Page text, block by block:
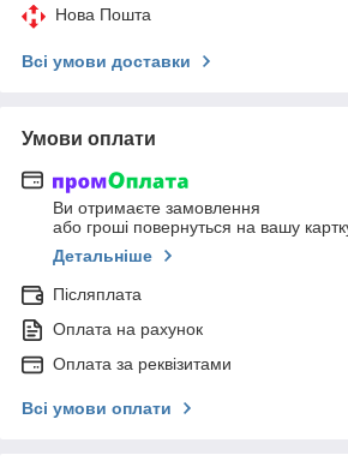
Нова Пошта
Всі умови доставки
Умови оплати
Ви отримаєте замовлення
або гроші повернуться на вашу
Детальніше
Післяплата
Оплата на рахунок
Оплата за реквізитами
Всі умови оплати